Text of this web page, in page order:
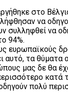
στο
να
συλληφθεί να
94%.
ευρωπαϊκούς
αυτό, τα
μας δε θα
πολύ